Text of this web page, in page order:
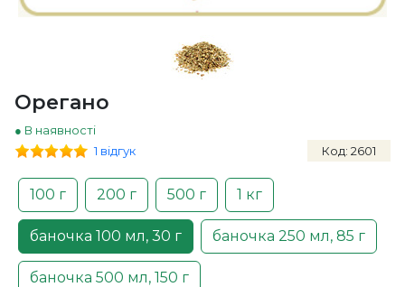
Орегано
● В наявності
1 відгук
Код: 2601
100 г 200 г 500 г 1 кг
баночка 100 мл, 30 г баночка 250 мл, 85 г
баночка 500 мл, 150 г